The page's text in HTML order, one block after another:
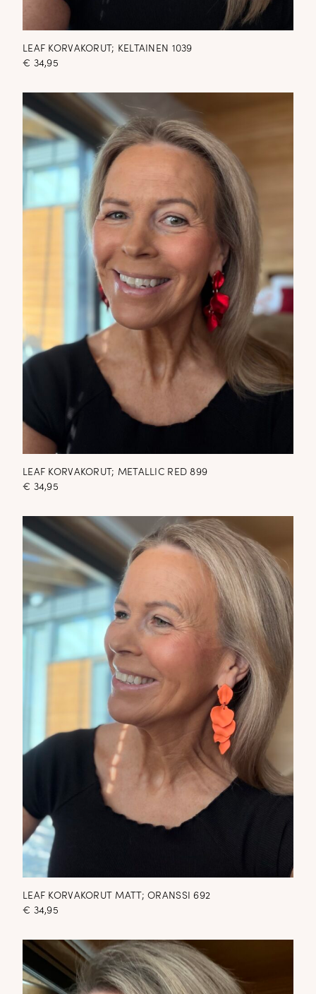
LEAF KORVAKORUT; KELTAINEN 1039
€ 34,95
LEAF KORVAKORUT; METALLIC RED 899
€ 34,95
LEAF KORVAKORUT MATT; ORANSSI 692
€ 34,95